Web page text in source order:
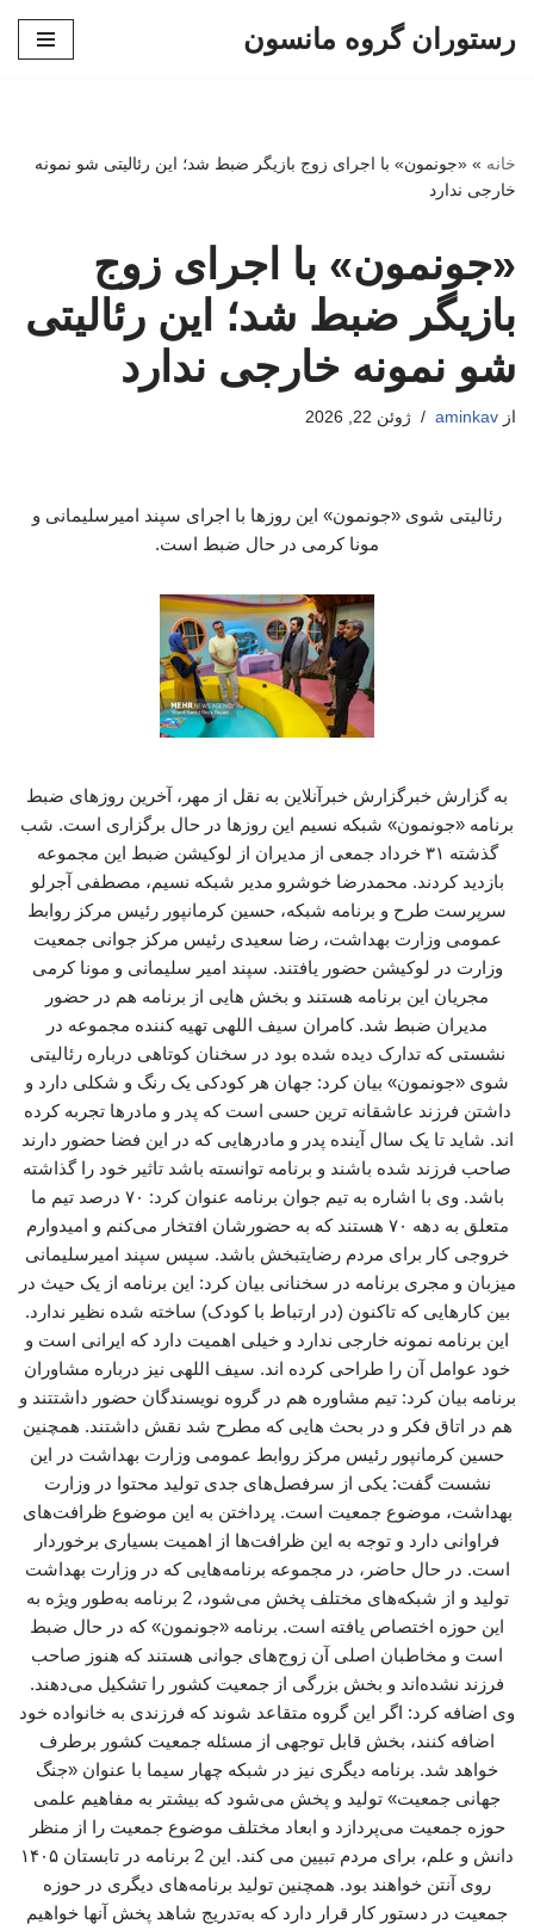
رستوران گروه مانسون
خانه » «جونمون» با اجرای زوج بازیگر ضبط شد؛ این رئالیتی شو نمونه
خارجی ندارد
«جونمون» با اجرای زوج
بازیگر ضبط شد؛ این رئالیتی
شو نمونه خارجی ندارد
از aminkav ژوئن 22, 2026
رئالیتی شوی «جونمون» این روزها با اجرای سپند امیرسلیمانی و
مونا کرمی در حال ضبط است.
به گزارش خبرگزارش خبرآنلاین به نقل از مهر، آخرین روزهای ضبط
برنامه «جونمون» شبکه نسیم این روزها در حال برگزاری است. شب
گذشته ۳۱ خرداد جمعی از مدیران از لوکیشن ضبط این مجموعه
بازدید کردند. محمدرضا خوشرو مدیر شبکه نسیم، مصطفی آجرلو
سرپرست طرح و برنامه شبکه، حسین کرمانپور رئیس مرکز روابط
عمومی وزارت بهداشت، رضا سعیدی رئیس مرکز جوانی جمعیت
وزارت در لوکیشن حضور یافتند. سپند امیر سلیمانی و مونا کرمی
مجریان این برنامه هستند و بخش هایی از برنامه هم در حضور
مدیران ضبط شد. کامران سیف اللهی تهیه کننده مجموعه در
نشستی که تدارک دیده شده بود در سخنان کوتاهی درباره رئالیتی
شوی «جونمون» بیان کرد: جهان هر کودکی یک رنگ و شکلی دارد و
داشتن فرزند عاشقانه ترین حسی است که پدر و مادرها تجربه کرده
اند. شاید تا یک سال آینده پدر و مادرهایی که در این فضا حضور دارند
صاحب فرزند شده باشند و برنامه توانسته باشد تاثیر خود را گذاشته
باشد. وی با اشاره به تیم جوان برنامه عنوان کرد: ۷۰ درصد تیم ما
متعلق به دهه ۷۰ هستند که به حضورشان افتخار می‌کنم و امیدوارم
خروجی کار برای مردم رضایتبخش باشد. سپس سپند امیرسلیمانی
میزبان و مجری برنامه در سخنانی بیان کرد: این برنامه از یک حیث در
بین کارهایی که تاکنون (در ارتباط با کودک) ساخته شده نظیر ندارد.
این برنامه نمونه خارجی ندارد و خیلی اهمیت دارد که ایرانی است و
خود عوامل آن را طراحی کرده اند. سیف اللهی نیز درباره مشاوران
برنامه بیان کرد: تیم مشاوره هم در گروه نویسندگان حضور داشتتند و
هم در اتاق فکر و در بحث هایی که مطرح شد نقش داشتند. همچنین
حسین کرمانپور رئیس مرکز روابط عمومی وزارت بهداشت در این
نشست گفت: یکی از سرفصل‌های جدی تولید محتوا در وزارت
بهداشت، موضوع جمعیت است. پرداختن به این موضوع ظرافت‌های
فراوانی دارد و توجه به این ظرافت‌ها از اهمیت بسیاری برخوردار
است. در حال حاضر، در مجموعه برنامه‌هایی که در وزارت بهداشت
تولید و از شبکه‌های مختلف پخش می‌شود، 2 برنامه به‌طور ویژه به
این حوزه اختصاص یافته است. برنامه «جونمون» که در حال ضبط
است و مخاطبان اصلی آن زوج‌های جوانی هستند که هنوز صاحب
فرزند نشده‌اند و بخش بزرگی از جمعیت کشور را تشکیل می‌دهند.
وی اضافه کرد: اگر این گروه متقاعد شوند که فرزندی به خانواده خود
اضافه کنند، بخش قابل توجهی از مسئله جمعیت کشور برطرف
خواهد شد. برنامه دیگری نیز در شبکه چهار سیما با عنوان «جنگ
جهانی جمعیت» تولید و پخش می‌شود که بیشتر به مفاهیم علمی
حوزه جمعیت می‌پردازد و ابعاد مختلف موضوع جمعیت را از منظر
دانش و علم، برای مردم تبیین می کند. این 2 برنامه در تابستان ۱۴۰۵
روی آنتن خواهند بود. همچنین تولید برنامه‌های دیگری در حوزه
جمعیت در دستور کار قرار دارد که به‌تدریج شاهد پخش آنها خواهیم